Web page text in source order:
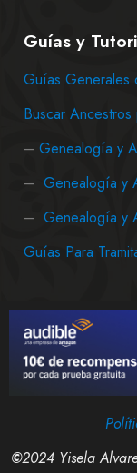
Guías y
Guías Generales
Buscar
– Genealogía y
– Genealogía y
– Genealogía y
Guías Para
©2024 Yisela